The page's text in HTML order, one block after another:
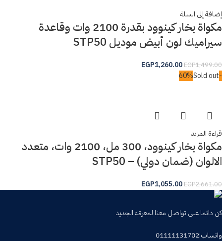
إضافة إلى السلة
مكواة بخار كينوود بقدرة 2100 وات وقاعدة
سيراميك لون أبيض موديل STP50
EGP1,499.00
EGP1,260.00
-60%
Sold out
قراءة المزيد
مكواة بخار كينوود، 300 مل، 2100 وات، متعدد
الالوان (ضمان دولي) – STP50
EGP2,661.00
EGP1,055.00
كن دائما علي تواصل معنا لمعرفة الجديد
واتساب:01111131702